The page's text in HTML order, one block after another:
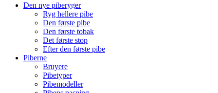
Den nye piberyger
Ryg hellere pibe
Den første pibe
Den første tobak
Det første stop
Efter den første pibe
Piberne
Bruyere
Pibetyper
Pibemodeller